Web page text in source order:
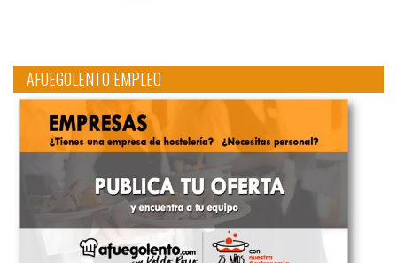
AFUEGOLENTO EMPLEO